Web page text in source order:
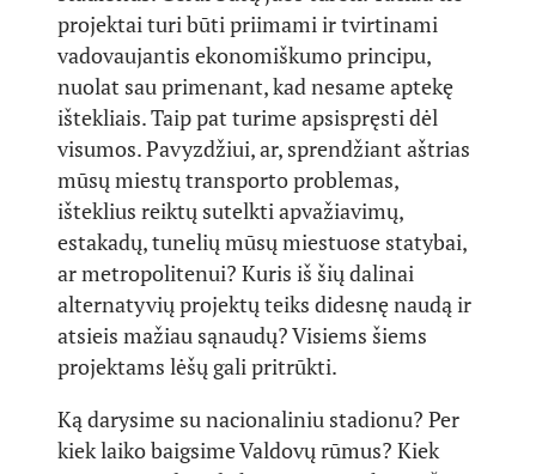
projektai turi būti priimami ir tvirtinami
vadovaujantis ekonomiškumo principu,
nuolat sau primenant, kad nesame aptekę
ištekliais. Taip pat turime apsispręsti dėl
visumos. Pavyzdžiui, ar, sprendžiant aštrias
mūsų miestų transporto problemas,
išteklius reiktų sutelkti apvažiavimų,
estakadų, tunelių mūsų miestuose statybai,
ar metropolitenui? Kuris iš šių dalinai
alternatyvių projektų teiks didesnę naudą ir
atsieis mažiau sąnaudų? Visiems šiems
projektams lėšų gali pritrūkti.
Ką darysime su nacionaliniu stadionu? Per
kiek laiko baigsime Valdovų rūmus? Kiek